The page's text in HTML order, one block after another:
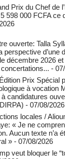
Prix du Chef de
598 000 FCFA ce
ouverte: Talla
perspective d’une
décembre 2026
-
Prix Spécial
à vocation
à candidatures
- 07/08/2026
locales /
« Je ne
Aucun texte n’a
» - 07/08/2026
veut bloquer le